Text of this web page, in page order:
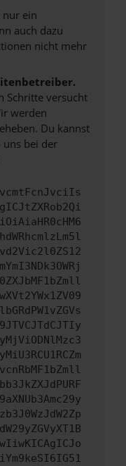
nur ein
auch dazu
nicht mehr
Schritte versucht
werden
Du kannst
uns bei der